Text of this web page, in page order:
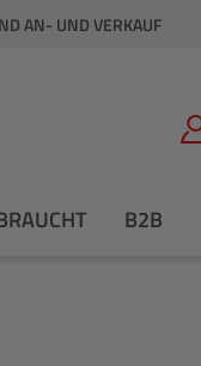
AN- UND VERKAUF
B2B